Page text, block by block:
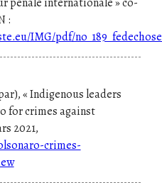
:
IMG/pdf/
« Indigenous leaders
for crimes against
2021,
crimes-